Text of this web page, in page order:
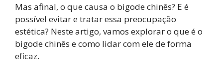
Mas afinal, o que causa o bigode chinês? E é
possível evitar e tratar essa preocupação
estética? Neste artigo, vamos explorar o que é o
bigode chinês e como lidar com ele de forma
eficaz.